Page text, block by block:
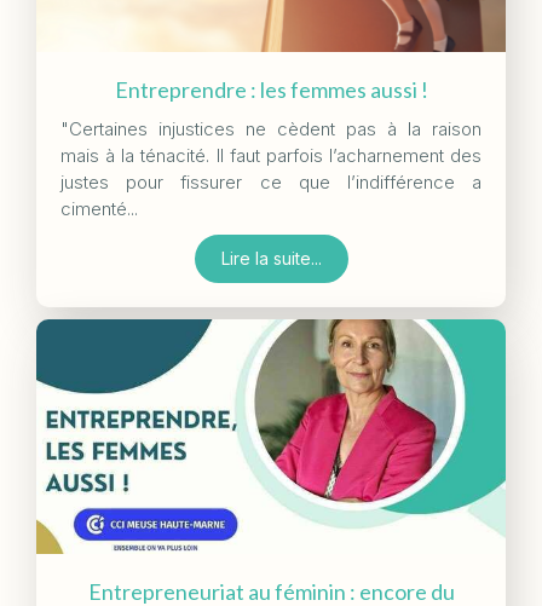
Entreprendre : les femmes aussi !
"Certaines injustices ne cèdent pas à la raison
mais à la ténacité. Il faut parfois l’acharnement des
justes pour fissurer ce que l’indifférence a
cimenté...
Lire la suite...
Entrepreneuriat au féminin : encore du